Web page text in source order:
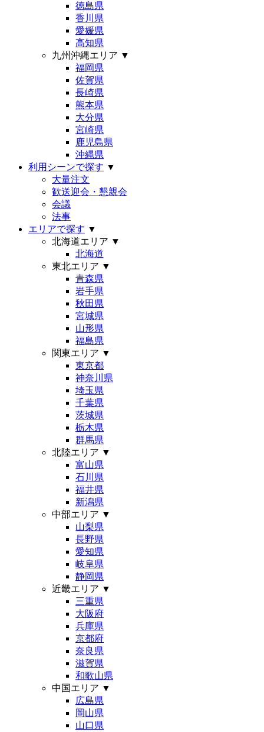
徳島県
香川県
愛媛県
高知県
九州沖縄エリア ▼
福岡県
佐賀県
長崎県
熊本県
大分県
宮崎県
鹿児島県
沖縄県
利用シーンで探す ▼
大量注文
歓送迎会・懇親会
会議
法事
エリアで探す ▼
北海道エリア ▼
北海道
東北エリア ▼
青森県
岩手県
秋田県
宮城県
山形県
福島県
関東エリア ▼
東京都
神奈川県
埼玉県
千葉県
茨城県
栃木県
群馬県
北陸エリア ▼
富山県
石川県
福井県
新潟県
中部エリア ▼
山梨県
長野県
愛知県
岐阜県
静岡県
近畿エリア ▼
三重県
大阪府
兵庫県
京都府
奈良県
滋賀県
和歌山県
中国エリア ▼
広島県
岡山県
山口県